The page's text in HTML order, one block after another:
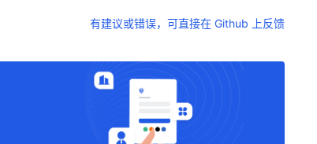
有建议或错误，可直接在 Github 上反馈